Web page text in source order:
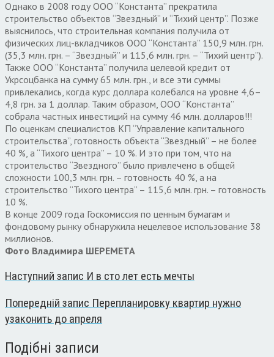
Однако в 2008 году ООО “Константа” прекратила
строительство объектов “Звездный” и “Тихий центр”. Позже
выяснилось, что строительная компания получила от
физических лиц-вкладчиков ООО “Константа” 150,9 млн. грн.
(35,3 млн. грн. – “Звездный” и 115,6 млн. грн. – “Тихий центр”).
Также ООО “Константа” получила целевой кредит от
Укрсоцбанка на сумму 65 млн. грн., и все эти суммы
привлекались, когда курс доллара колебался на уровне 4,6–
4,8 грн. за 1 доллар. Таким образом, ООО “Константа”
собрала частных инвестиций на сумму 46 млн. долларов!!!
По оценкам специалистов КП “Управление капитального
строительства”, готовность объекта “Звездный” – не более
40 %, а “Тихого центра” – 10 %. И это при том, что на
строительство “Звездного” было привлечено в общей
сложности 100,3 млн. грн. – готовность 40 %, а на
строительство “Тихого центра” – 115,6 млн. грн. – готовность
10 %.
В конце 2009 года Госкомиссия по ценным бумагам и
фондовому рынку обнаружила нецелевое использование 38
миллионов.
Фото Владимира ШЕРЕМЕТА
Наступний запис И в сто лет есть мечты
Попередній запис Перепланировку квартир нужно
узаконить до апреля
Подібні записи